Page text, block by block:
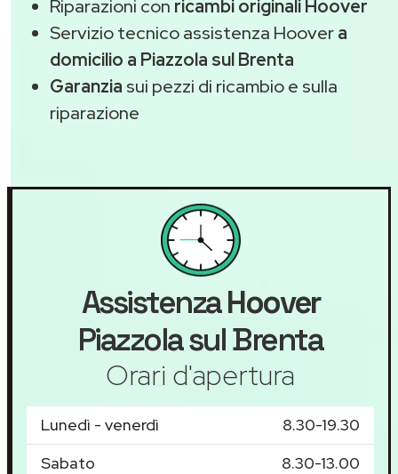
Riparazioni con ricambi originali Hoover
Servizio tecnico assistenza Hoovera
domicilio a Piazzola sul Brenta
Garanzia sui pezzi di ricambio e sulla
riparazione
AssistenzaHoover
Piazzola sul Brenta
Orari d'apertura
Lunedì - venerdì
8.30-19.30
Sabato
8.30-13.00